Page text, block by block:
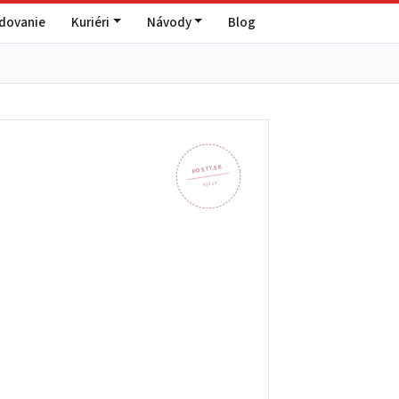
Kuriéri Návody Blog
POSTY.SK
935 24